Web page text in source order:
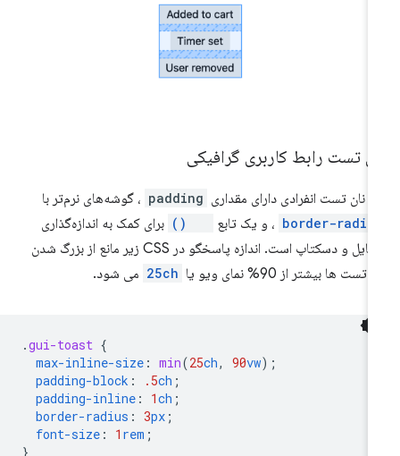
تست رابط کاربری گرافیکی
نان تست انفرادی دارای مقداری padding ، گوشه‌های نرم‌تر با
border- ، و یک تابع min()
برای کمک به اندازه‌گذاری
موبایل و دسکتاپ است. اندازه پاسخگو در CSS زیر مانع از بزرگ شدن
تست ها بیشتر از 90% نمای ویو یا
25ch می شود.
.gui-toast
max-inline-size: min(25 ch, 90 vw
padding-block : .5
padding-inline: 1
border-radius: 3
font-size : 1 rem